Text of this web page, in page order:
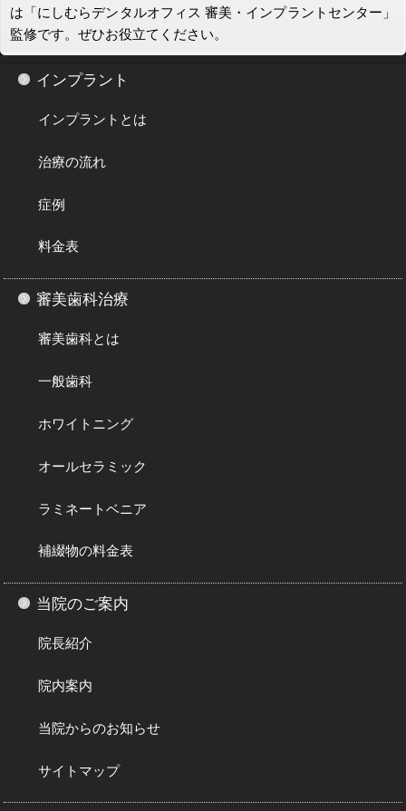
は「にしむらデンタルオフィス 審美・インプラントセンター」
監修です。ぜひお役立てください。
インプラント
インプラントとは
治療の流れ
症例
料金表
審美歯科治療
審美歯科とは
一般歯科
ホワイトニング
オールセラミック
ラミネートベニア
補綴物の料金表
当院のご案内
院長紹介
院内案内
当院からのお知らせ
サイトマップ